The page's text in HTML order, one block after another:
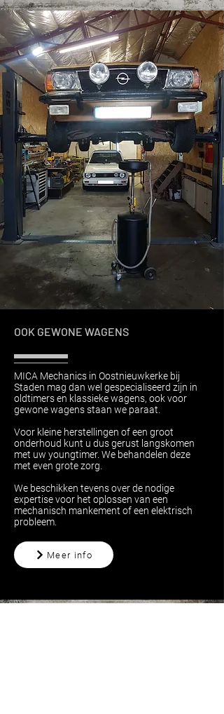
OOK GEWONE WAGENS
MICA Mechanics in Oostnieuwkerke bij
Staden mag dan wel gespecialiseerd zijn in
oldtimers en klassieke wagens, ook voor
gewone wagens staan we paraat.
Voor kleine herstellingen of een groot
onderhoud kunt u dus gerust langskomen
met uw youngtimer. We behandelen deze
met even grote zorg.
We beschikken tevens over de nodige
expertise voor het oplossen van een
mechanisch mankement of een elektrisch
probleem.
Meer info